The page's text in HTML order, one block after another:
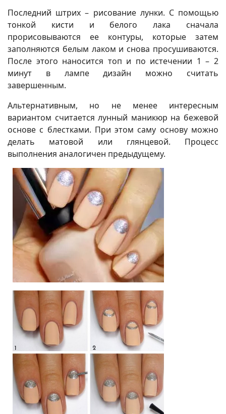
Последний штрих – рисование лунки. С помощью
тонкой кисти и белого лака сначала
прорисовываются ее контуры, которые затем
заполняются белым лаком и снова просушиваются.
После этого наносится топ и по истечении 1 – 2
минут в лампе дизайн можно считать
завершенным.
Альтернативным, но не менее интересным
вариантом считается лунный маникюр на бежевой
основе с блестками. При этом саму основу можно
делать матовой или глянцевой. Процесс
выполнения аналогичен предыдущему.